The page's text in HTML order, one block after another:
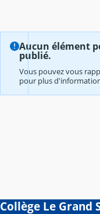
Aucun élément
publié.
Vous pouvez vous
pour plus
Collège Le Grand